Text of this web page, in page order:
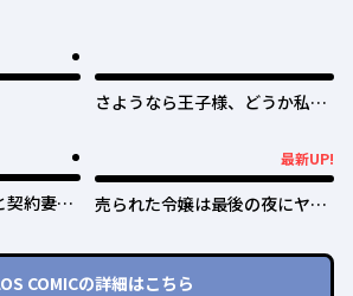
さようなら王子様、どうか私の
契約妻は
最新UP!
売られた令嬢は最後の夜にヤリ
ていると、迎えに来たのは激重
王子様でした〜
COMICの詳細はこちら